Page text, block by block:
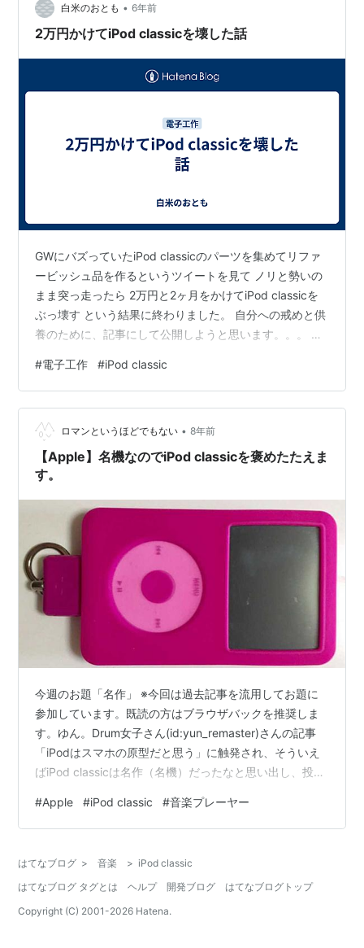
らバッテリーが自然放電で空になっていたので劣化を…
白米のおとも • 6年前
2万円かけてiPod classicを壊した話
GWにバズっていたiPod classicのパーツを集めてリファ
ービッシュ品を作るというツイートを見て ノリと勢いの
まま突っ走ったら 2万円と2ヶ月をかけてiPod classicを
ぶっ壊す という結果に終わりました。 自分への戒めと供
養のために、記事にして公開しようと思います。。。 問
て 問題その② バッテリーのフレキシブルケーブルの破
損 余談② 記憶容量制限と容量拡張について 問題その③
ジャンクiPod classic 6thの破壊 反省点 まとめ 参考 問題
その① パーツ選定 iPod classicを組み立てたというツ…
#電子工作 #iPod classic
ロマンというほどでもない • 8年前
【Apple】名機なのでiPod classicを褒めたたえま
す。
今週のお題「名作」 ※今回は過去記事を流用してお題に
参加しています。既読の方はブラウザバックを推奨しま
す。ゆん。Drum女子さん(id:yun_remaster)さんの記事
「iPodはスマホの原型だと思う」に触発され、そういえ
ばiPod classicは名作（名機）だったなと思い出し、投稿
どうぞ（⇩） 目次 シリーズで一番、記録容量が大きい。
ネットやパソコンに繋がなくても中身を見られる。 クリ
め。パソコンが壊れる前にiPod classicを買い、iTunesで
同期しておくんだ！ 追記：気が…
#Apple #iPod classic #音楽プレーヤー
はてなブログ > 音楽 > iPod classic
はてなブログ タグとは
ヘルプ 開発ブログ
はてなブログトップ
Copyright (C) 2001-2026 Hatena.